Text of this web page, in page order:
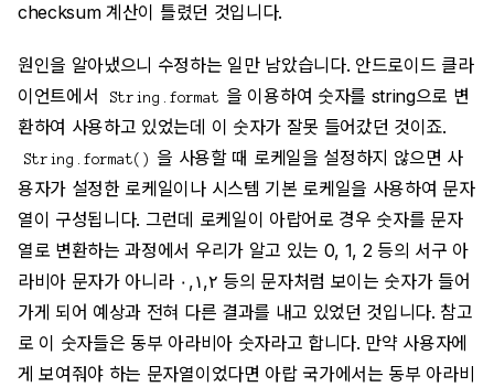
checksum 계산이 틀렸던 것입니다.
원인을 알아냈으니 수정하는 일만 남았습니다. 안드로이드 클라
이언트에서
String.format 을 이용하여 숫자를 string으로 변
환하여 사용하고 있었는데 이 숫자가 잘못 들어갔던 것이죠.
String.format()
을 사용할 때 로케일을 설정하지 않으면 사
용자가 설정한 로케일이나 시스템 기본 로케일을 사용하여 문자
열이 구성됩니다. 그런데 로케일이 아랍어로 경우 숫자를 문자
열로 변환하는 과정에서 우리가 알고 있는 0, 1, 2 등의 서구 아
라비아 문자가 아니라 ٠,١,٢ 등의 문자처럼 보이는 숫자가 들어
가게 되어 예상과 전혀 다른 결과를 내고 있었던 것입니다. 참고
로 이 숫자들은 동부 아라비아 숫자라고 합니다. 만약 사용자에
게 보여줘야 하는 문자열이었다면 아랍 국가에서는 동부 아라비